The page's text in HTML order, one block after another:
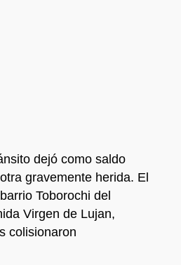
dejó como saldo
gravemente herida. El
Toborochi del
Virgen de Lujan,
colisionaron